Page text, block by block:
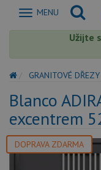
Zobrazit
MENU
Užijte
GRANITOVÉ DŘEZY
Blanco
excentrem
DOPRAVA ZDARMA